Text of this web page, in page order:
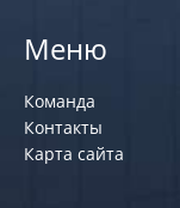
Меню
Команда
Контакты
Карта сайта